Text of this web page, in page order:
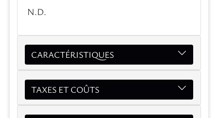
N.D.
CARACTÉRISTIQUES
TAXES ET COÛTS